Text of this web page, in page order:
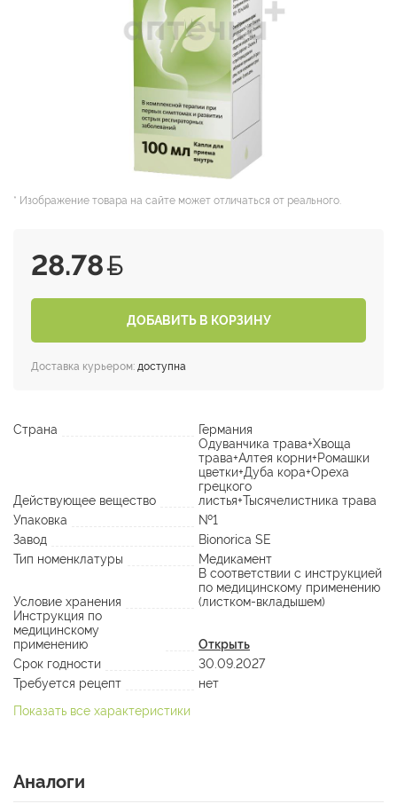
* Изображение товара на сайте может отличаться от реального.
28.78
ДОБАВИТЬ В КОРЗИНУ
Доставка курьером: доступна
Страна Германия
Действующее вещество
Одуванчика трава+Хвоща
трава+Алтея корни+Ромашки
цветки+Дуба кора+Ореха
грецкого
листья+Тысячелистника трава
Упаковка
№1
Завод
Bionorica SE
Тип номенклатуры
Медикамент
Условие хранения
В соответствии с инструкцией
по медицинскому применению
(листком-вкладышем)
Инструкция по
медицинскому
применению
Открыть
Срок годности
30.09.2027
Требуется рецепт
нет
Показать все характеристики
Аналоги